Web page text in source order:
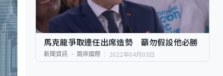
馬克龍爭取連任出席造勢 籲勿假設他必勝
新聞資訊 兩岸國際 2022年04月03日